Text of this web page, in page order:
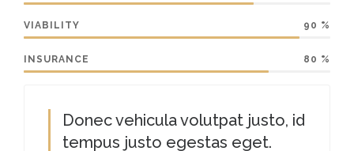
VIABILITY 90 %
INSURANCE 80 %
Donec vehicula volutpat justo, id
tempus justo egestas eget.